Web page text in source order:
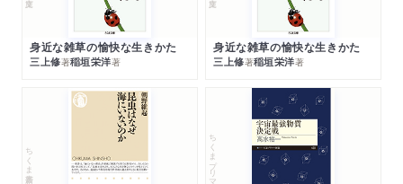
身近な雑草の愉快な生きかた
三上修著稲垣栄洋著
身近な雑草の愉快な生きかた
三上修著稲垣栄洋著
ちくま新書 ちくまプリマー新書